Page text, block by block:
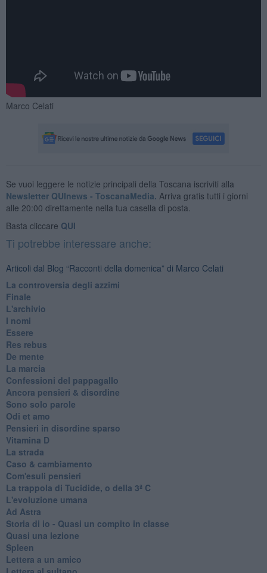
Marco Celati
Se vuoi leggere le notizie principali della Toscana iscriviti alla
Newsletter QUInews - ToscanaMedia. Arriva gratis tutti i giorni
alle 20:00 direttamente nella tua casella di posta.
Basta cliccare QUI
Ti potrebbe interessare anche:
Articoli dal Blog “Racconti della domenica” di Marco Celati
La controversia degli azzimi
Finale
L'archivio
I nomi
Essere
Res rebus
De mente
La marcia
Confessioni del pappagallo
Ancora pensieri & disordine
Sono solo parole
Odi et amo
Pensieri in disordine sparso
Vitamina D
La strada
Caso & cambiamento
Com'esuli pensieri
La trappola di Tucidide, o della 3ª C
L'evoluzione umana
Ad Astra
Storia di io - Quasi un compito in classe
Quasi una lezione
Spleen
Lettera a un amico